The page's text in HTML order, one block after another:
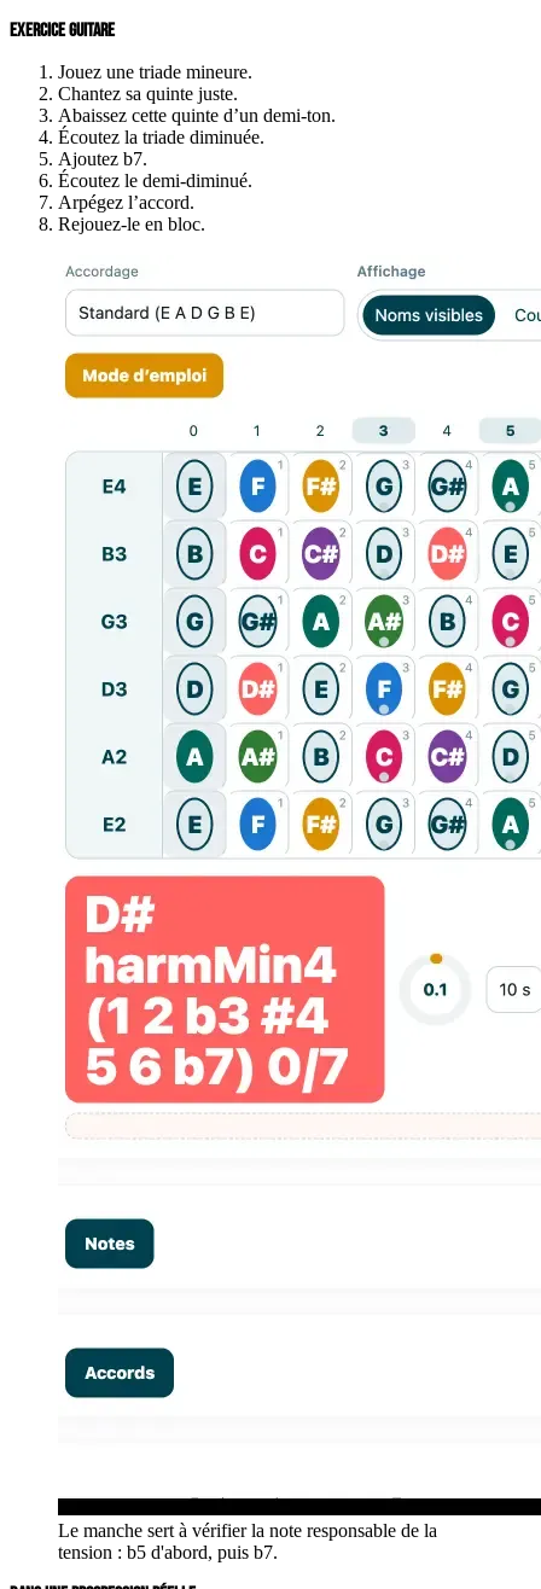
EXERCICE GUITARE
Jouez une triade mineure.
Chantez sa quinte juste.
Abaissez cette quinte d’un demi-ton.
Écoutez la triade diminuée.
Ajoutez b7.
Écoutez le demi-diminué.
Arpégez l’accord.
Rejouez-le en bloc.
Le manche sert à vérifier la note responsable de la
tension : b5 d'abord, puis b7.